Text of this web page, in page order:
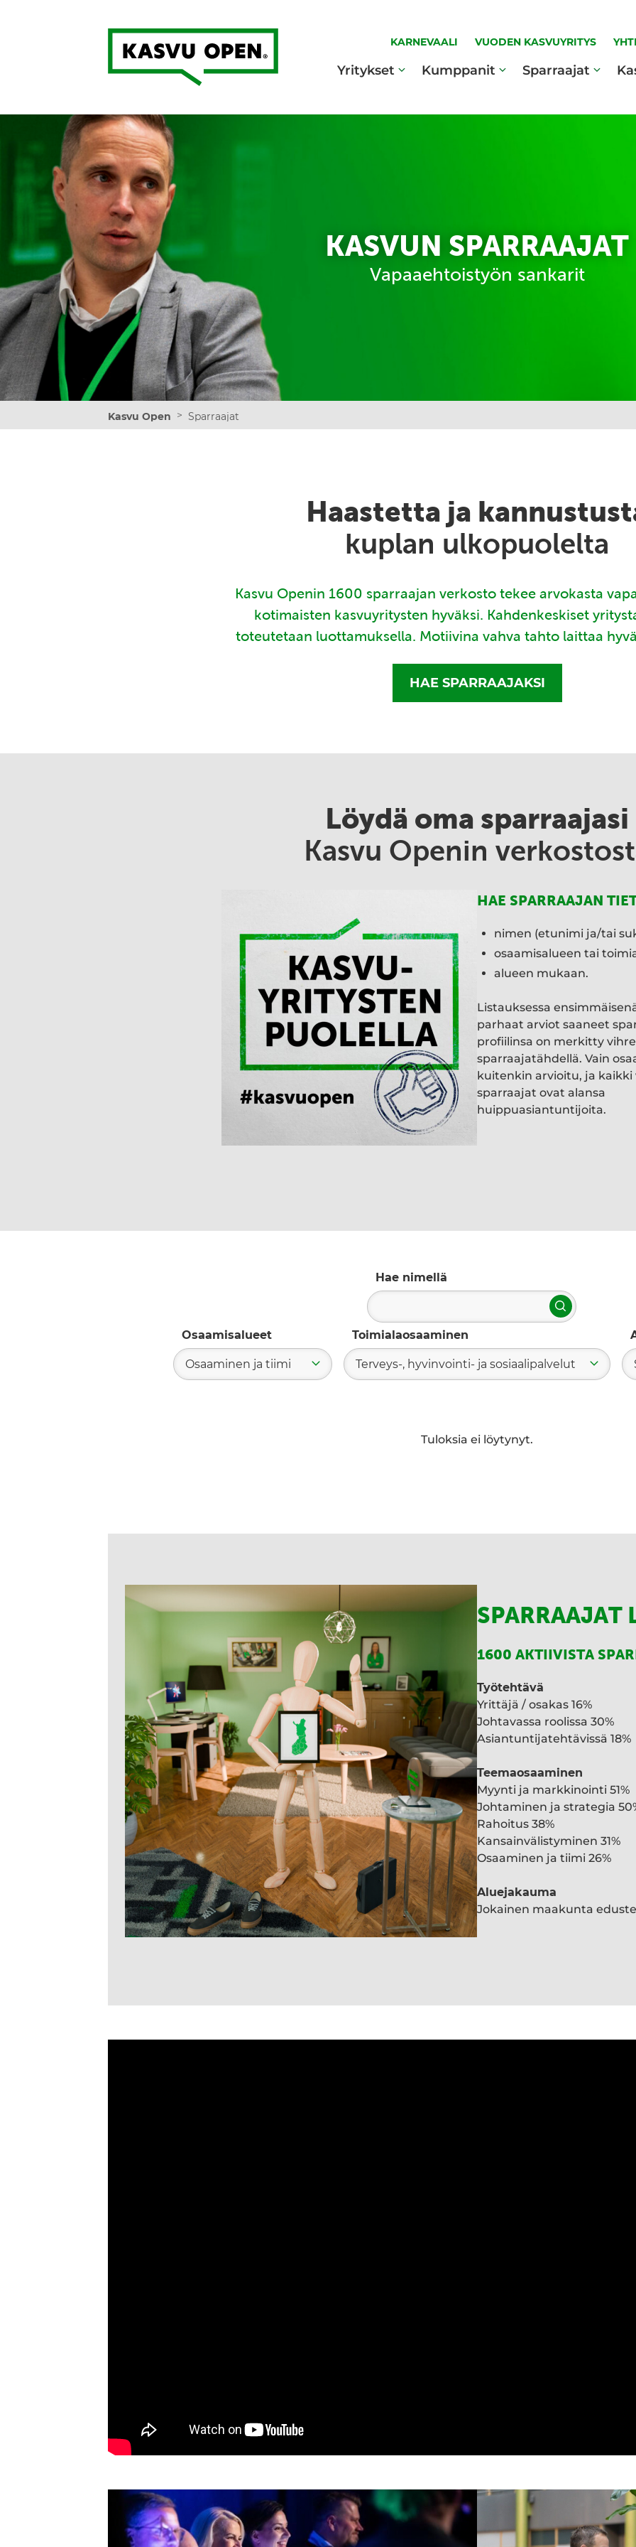
Kasvu Open
KARNEVAALI VUODEN KASVUYRITYS
Yritykset Kumppanit Sparraajat
KASVUN SPARRAAJAT
Vapaaehtoistyön sankarit
Kasvu Open > Sparraajat
Haastetta ja
kuplan ulkopuolelta
Kasvu Openin 1600 sparraajan verkosto tekee arvokasta
kotimaisten kasvuyritysten hyväksi. Kahdenkeskiset
toteutetaan luottamuksella. Motiivina vahva tahto laittaa
HAE SPARRAAJAKSI
Löydä oma sparraajasi
Kasvu Openin
HAE SPARRAAJAN
nimen (etunimi ja/tai
osaamisalueen tai
alueen mukaan.
Listauksessa
parhaat arviot saaneet
profiilinsa on merkitty
sparraajatähdellä. Vain
kuitenkin arvioitu, ja
sparraajat ovat alansa
huippuasiantuntijoita.
Hae nimellä
Hae
Osaamisalueet
Osaaminen ja tiimi
Toimialaosaaminen
Terveys-, hyvinvointi- ja sosiaalipalvelut
Tuloksia ei löytynyt.
SPARRAAJAT
1600 AKTIIVISTA
Työtehtävä
Yrittäjä / osakas 16%
Johtavassa roolissa 30%
Asiantuntijatehtävissä 18%
Teemaosaaminen
Myynti ja markkinointi 51%
Johtaminen ja strategia
Rahoitus 38%
Kansainvälistyminen 31%
Osaaminen ja tiimi 26%
Aluejakauma
Jokainen maakunta